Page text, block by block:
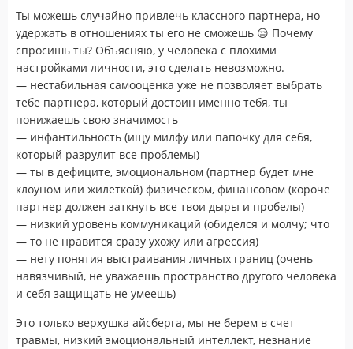
Ты можешь случайно привлечь классного партнера, но
удержать в отношениях ты его не сможешь 😒 Почему
спросишь ты? Объясняю, у человека с плохими
настройками личности, это сделать невозможно.
— нестабильная самооценка уже не позволяет выбрать
тебе партнера, который достоин именно тебя, ты
понижаешь свою значимость
— инфантильность (ищу милфу или папочку для себя,
который разрулит все проблемы)
— ты в дефиците, эмоциональном (партнер будет мне
клоуном или жилеткой) физическом, финансовом (короче
партнер должен заткнуть все твои дыры и пробелы)
— низкий уровень коммуникаций (обиделся и молчу; что
— то не нравится сразу ухожу или агрессия)
— нету понятия выстраивания личных границ (очень
навязчивый, не уважаешь пространство другого человека
и себя защищать не умеешь)
Это только верхушка айсберга, мы не берем в счет
травмы, низкий эмоциональный интеллект, незнание